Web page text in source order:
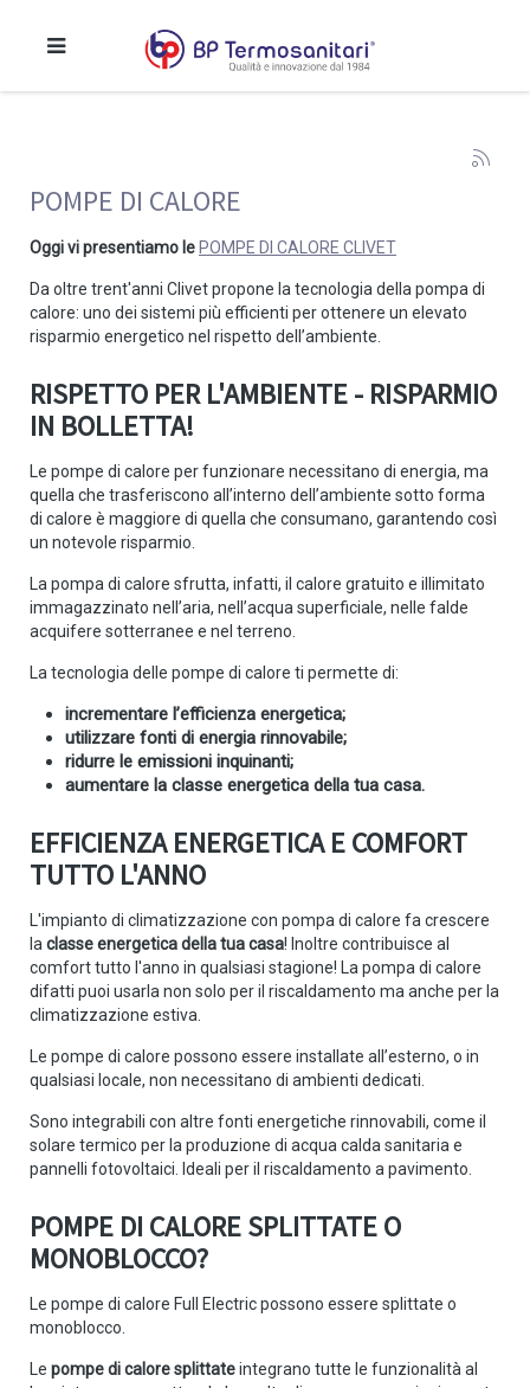
POMPE DI CALORE
Oggi vi presentiamo le POMPE DI CALORE CLIVET
Da oltre trent'anni Clivet propone la tecnologia della pompa di
calore: uno dei sistemi più efficienti per ottenere un elevato
risparmio energetico nel rispetto dell’ambiente.
RISPETTO PER L'AMBIENTE - RISPARMIO
IN BOLLETTA!
Le pompe di calore per funzionare necessitano di energia, ma
quella che trasferiscono all’interno dell’ambiente sotto forma
di calore è maggiore di quella che consumano, garantendo così
un notevole risparmio.
La pompa di calore sfrutta, infatti, il calore gratuito e illimitato
immagazzinato nell’aria, nell’acqua superficiale, nelle falde
acquifere sotterranee e nel terreno.
La tecnologia delle pompe di calore ti permette di:
incrementare l’efficienza energetica;
utilizzare fonti di energia rinnovabile;
ridurre le emissioni inquinanti;
aumentare la classe energetica della tua casa.
EFFICIENZA ENERGETICA E COMFORT
TUTTO L'ANNO
L'impianto di climatizzazione con pompa di calore fa crescere
la classe energetica della tua casa! Inoltre contribuisce al
comfort tutto l'anno in qualsiasi stagione! La pompa di calore
difatti puoi usarla non solo per il riscaldamento ma anche per la
climatizzazione estiva.
Le pompe di calore possono essere installate all’esterno, o in
qualsiasi locale, non necessitano di ambienti dedicati.
Sono integrabili con altre fonti energetiche rinnovabili, come il
solare termico per la produzione di acqua calda sanitaria e
pannelli fotovoltaici. Ideali per il riscaldamento a pavimento.
POMPE DI CALORE SPLITTATE O
MONOBLOCCO?
Le pompe di calore Full Electric possono essere splittate o
monoblocco.
Le pompe di calore splittateintegrano tutte le funzionalità al